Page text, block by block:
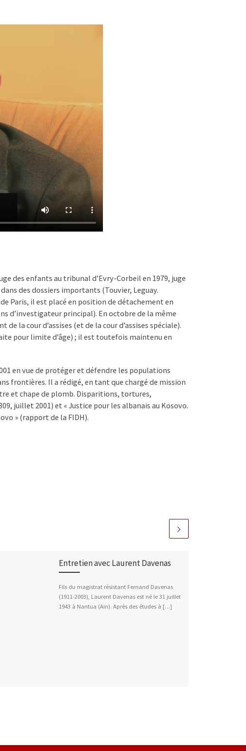
des enfants au tribunal d’Evry-Corbeil en 1979, juge
des dossiers importants (Touvier, Leguay.
Paris, il est placé en position de détachement en
d’investigateur principal). En octobre de la même
la cour d’assises (et de la cour d’assises spéciale).
pour limite d’âge) ; il est toutefois maintenu en
en vue de protéger et défendre les populations
frontières. Il a rédigé, en tant que chargé de mission
et chape de plomb. Disparitions, tortures,
juillet 2001) et « Justice pour les albanais au Kosovo.
» (rapport de la FIDH).
Entretien avec Laurent Davenas
Fils du magistrat résistant Fernand Davenas
(1911-2003), Laurent Davenas est né le 31 juillet
1943 à Nantua (Ain). Après des études à […]